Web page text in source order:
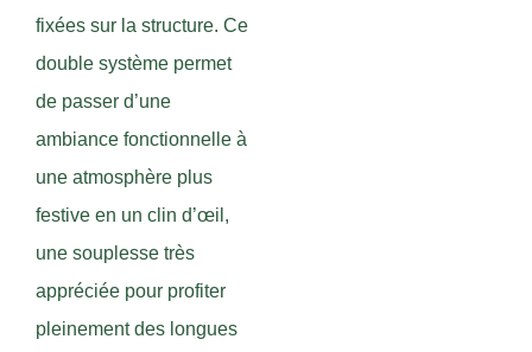
fixées sur la structure. Ce
double système permet
de passer d’une
ambiance fonctionnelle à
une atmosphère plus
festive en un clin d’œil,
une souplesse très
appréciée pour profiter
pleinement des longues